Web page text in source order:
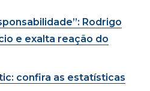
Rodrigo
e exalta reação do
confira as estatísticas